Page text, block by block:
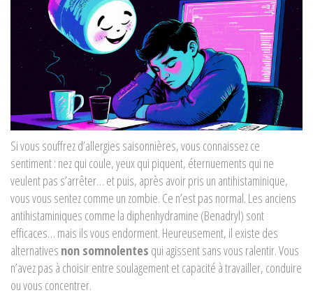
Si vous souffrez d’allergies saisonnières, vous connaissez ce
sentiment : nez qui coule, yeux qui piquent, éternuements qui ne
veulent pas s’arrêter… et puis, après avoir pris un antihistaminique,
vous vous sentez comme un zombie. Ce n’est pas normal. Les anciens
antihistaminiques comme la diphenhydramine (Benadryl) sont
efficaces… mais ils vous endorment. Heureusement, il existe des
alternatives non somnolentes qui agissent sans vous ralentir. Vous
n’avez pas à choisir entre soulagement et capacité à travailler, conduire
ou vous concentrer.